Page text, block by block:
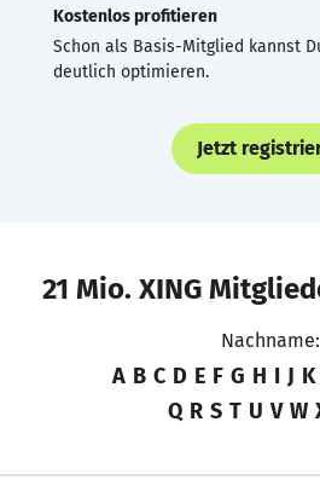
Kostenlos profitieren
Schon als Basis-Mitglied kannst
deutlich optimieren.
Jetzt
21 Mio. XING
Nachname:
A B C D E F G H I J K
Q R S T U V W